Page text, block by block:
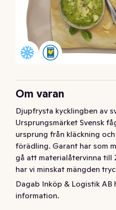
Om varan
Djupfrysta kycklingben av
Ursprungsmärket Svensk
ursprung från kläckning
förädling. Garant har som
gå att materialåtervinna till
har vi minskat mängden
på påsarna till vår
återvinningsbarheten. Tack
Dagab Inköp & Logistik
information.